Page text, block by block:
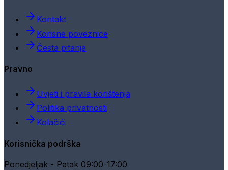
Kontakt
Korisne poveznice
Česta pitanja
Pravno
Uvjeti i pravila korištenja
Politika privatnosti
Kolačići
Korisnička podrška
Ponedjeljak - Petak 09:00-17:00